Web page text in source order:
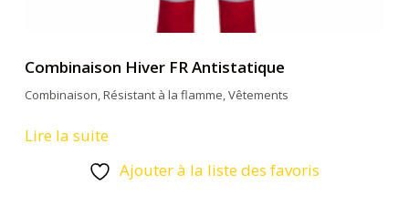
Combinaison Hiver FR Antistatique
Combinaison,Résistant à la flamme,Vêtements
Lire la suite
Ajouter à la liste des favoris